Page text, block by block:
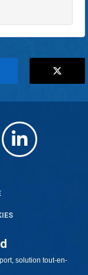
solution tout-en-